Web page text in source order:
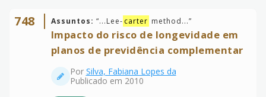
748 Assuntos: “...Lee- carter method...”
Impacto do risco de longevidade em
planos de previdência complementar
Por Silva, Fabiana Lopes da
Publicado em 2010